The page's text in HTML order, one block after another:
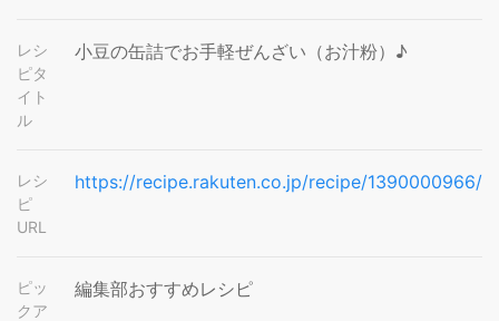
レシ
ピタ
イト
ル
小豆の缶詰でお手軽ぜんざい（お汁粉）♪
レシ
ピ
URL
https://recipe.rakuten.co.jp/recipe/1390000966/
ピッ
クア
編集部おすすめレシピ